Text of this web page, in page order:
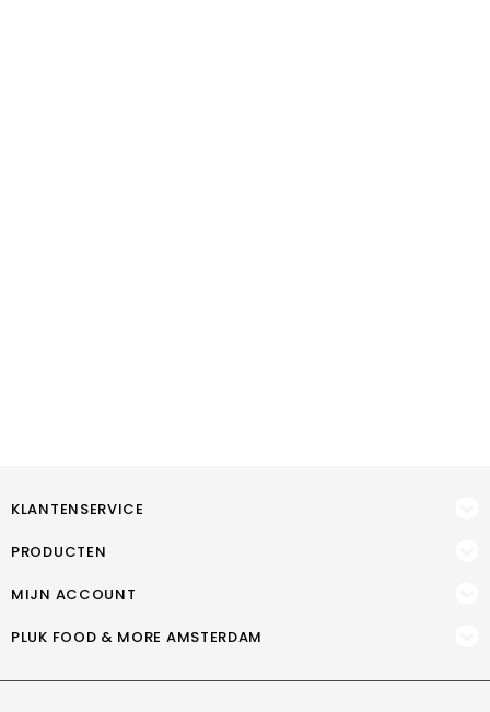
KLANTENSERVICE
PRODUCTEN
MIJN ACCOUNT
PLUK FOOD & MORE AMSTERDAM